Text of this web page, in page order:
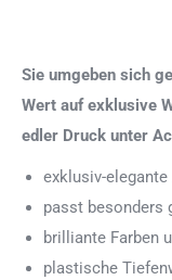
Sie umgeben sich
Wert auf exklusive
edler Druck unter
exklusiv-
passt besonders
brilliante Farben
plastische